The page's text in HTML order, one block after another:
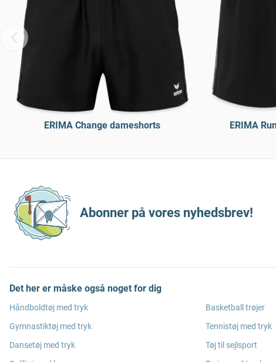
ERIMA Change dameshorts ERIMA
Abonner på vores nyhedsbrev!
Det her er måske også noget for dig
Håndboldtøj med tryk
Gymnastiktøj med tryk
Dansetøj med tryk
Basketball trøjer
Tennistøj med tryk
Tøj til sejlsport